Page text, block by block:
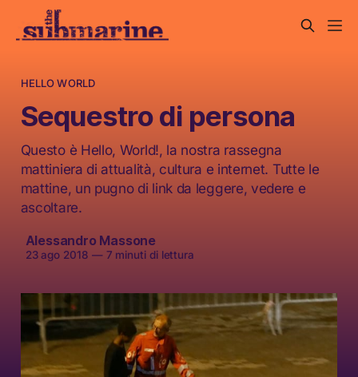
HELLO WORLD
Sequestro di persona
Questo è Hello, World!, la nostra rassegna
mattiniera di attualità, cultura e internet. Tutte le
mattine, un pugno di link da leggere, vedere e
ascoltare.
Alessandro Massone
23 ago 2018 —7 minuti di lettura